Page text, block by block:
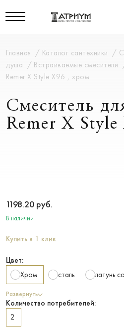
Главная Каталог сантехники
душа
Встраиваемые смесители
Remer X Style X96 , хром
Смеситель
Remer X
1198.20 руб.
В наличии
Купить в 1 клик
Цвет:
Хром
сталь латунь
Развернуть
Количество потребителей:
2